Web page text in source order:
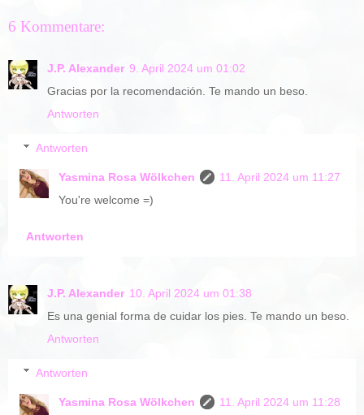
6 Kommentare:
J.P. Alexander 9. April 2024 um 01:02
Gracias por la recomendación. Te mando un beso.
Antworten
Antworten
Yasmina Rosa Wölkchen
11. April 2024 um 11:27
You're welcome =)
Antworten
J.P. Alexander 10. April 2024 um 01:38
Es una genial forma de cuidar los pies. Te mando un beso.
Antworten
Antworten
Yasmina Rosa Wölkchen
11. April 2024 um 11:28